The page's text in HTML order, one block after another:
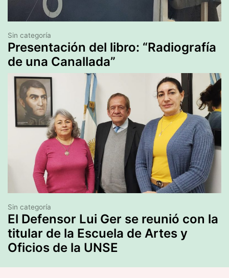
Presentación del libro: “Radiografía
de una Canallada”
Sin categoría
El Defensor Lui Ger se reunió con la
titular de la Escuela de Artes y
Oficios de la UNSE
Sin categoría